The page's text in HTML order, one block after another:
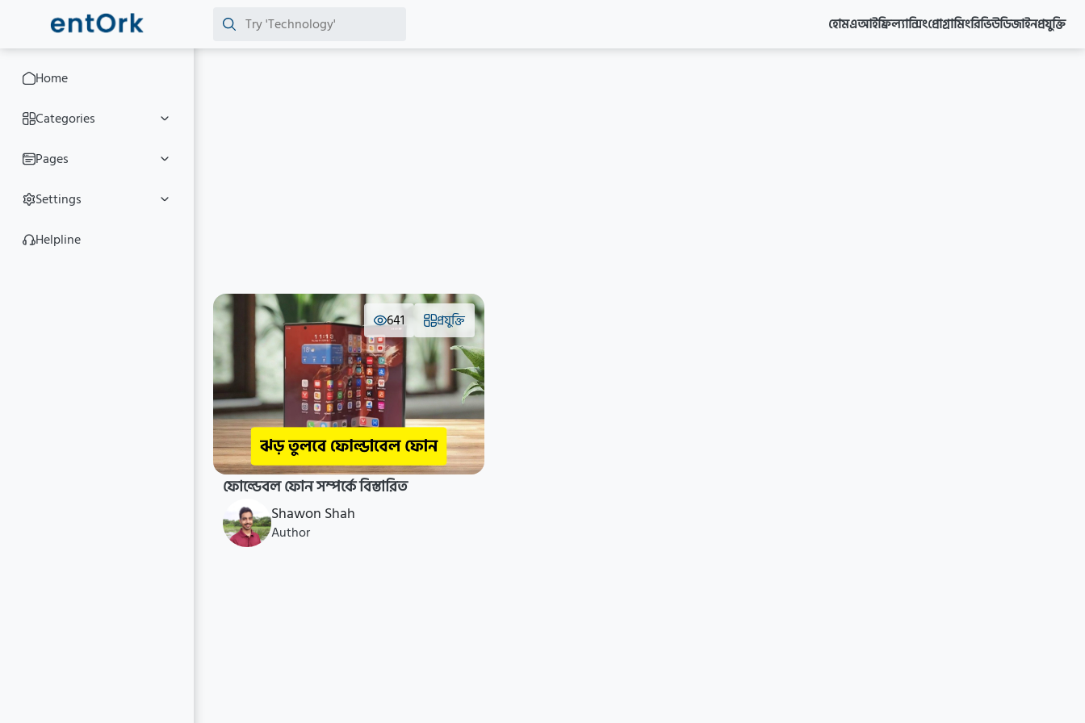
হোমএআইফ্রিল্যান্সিংপ্রোগ্রামিংরিভিউডিজাইনপ্রযুক্তি
Home
Categories
Pages
Settings
Helpline
641 প্রযুক্তি
ফোল্ডেবল ফোন সম্পর্কে বিস্তারিত
Shawon Shah
Author